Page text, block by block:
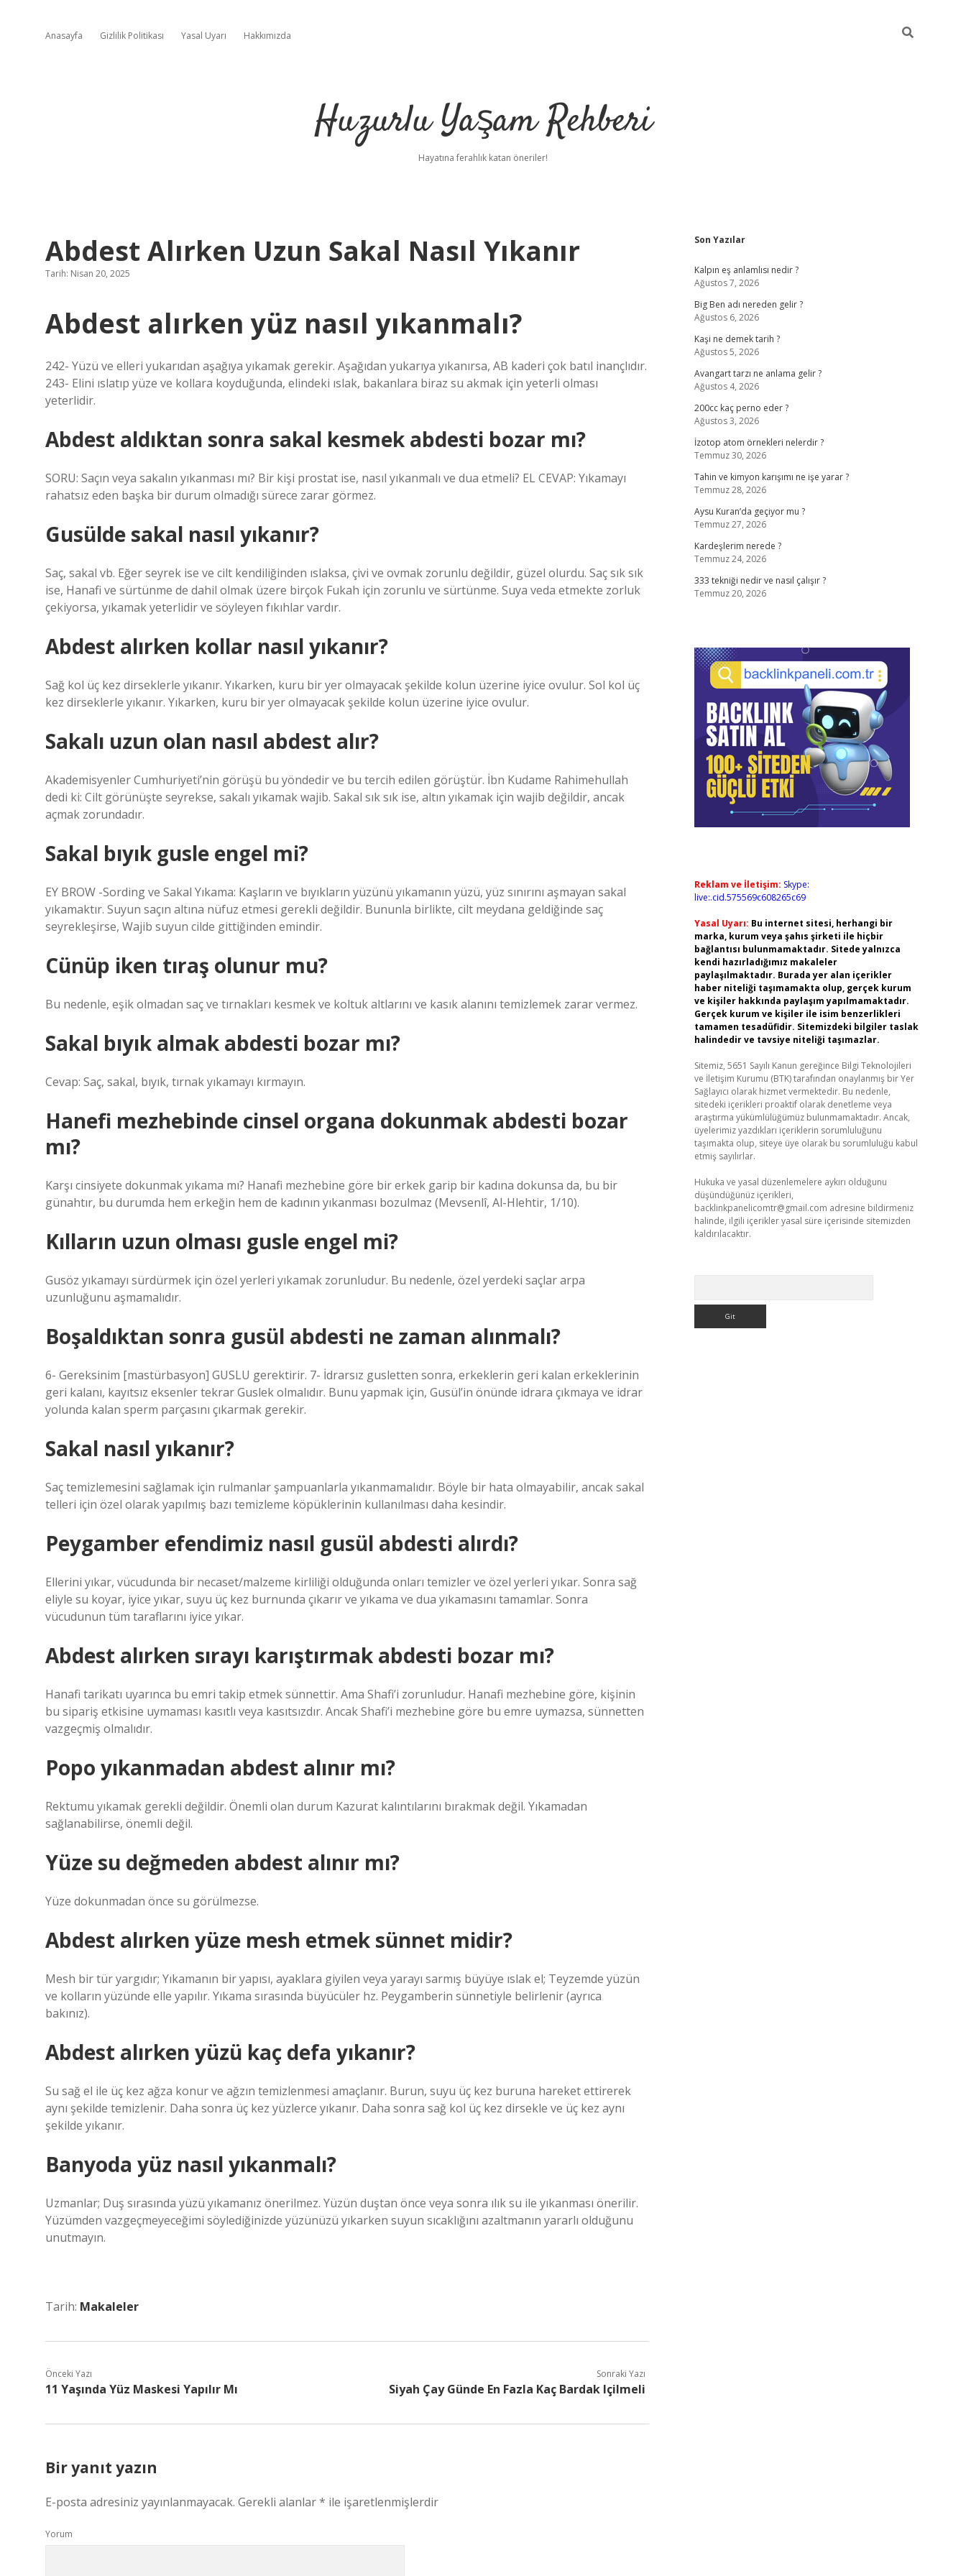
Anasayfa Gizlilik Politikası Yasal Uyarı Hakkımızda
Huzurlu Yaşam Rehberi
Hayatına ferahlık katan öneriler!
Abdest Alırken Uzun Sakal Nasıl Yıkanır
Tarih: Nisan 20, 2025
Abdest alırken yüz nasıl yıkanmalı?
242- Yüzü ve elleri yukarıdan aşağıya yıkamak gerekir. Aşağıdan yukarıya yıkanırsa, AB kaderi çok batıl inançlıdır.
243- Elini ıslatıp yüze ve kollara koyduğunda, elindeki ıslak, bakanlara biraz su akmak için yeterli olması
yeterlidir.
Abdest aldıktan sonra sakal kesmek abdesti bozar mı?
SORU: Saçın veya sakalın yıkanması mı? Bir kişi prostat ise, nasıl yıkanmalı ve dua etmeli? EL CEVAP: Yıkamayı
rahatsız eden başka bir durum olmadığı sürece zarar görmez.
Gusülde sakal nasıl yıkanır?
Saç, sakal vb. Eğer seyrek ise ve cilt kendiliğinden ıslaksa, çivi ve ovmak zorunlu değildir, güzel olurdu. Saç sık sık
ise, Hanafi ve sürtünme de dahil olmak üzere birçok Fukah için zorunlu ve sürtünme. Suya veda etmekte zorluk
çekiyorsa, yıkamak yeterlidir ve söyleyen fıkıhlar vardır.
Abdest alırken kollar nasıl yıkanır?
Sağ kol üç kez dirseklerle yıkanır. Yıkarken, kuru bir yer olmayacak şekilde kolun üzerine iyice ovulur. Sol kol üç
kez dirseklerle yıkanır. Yıkarken, kuru bir yer olmayacak şekilde kolun üzerine iyice ovulur.
Sakalı uzun olan nasıl abdest alır?
Akademisyenler Cumhuriyeti’nin görüşü bu yöndedir ve bu tercih edilen görüştür. İbn Kudame Rahimehullah
dedi ki: Cilt görünüşte seyrekse, sakalı yıkamak wajib. Sakal sık sık ise, altın yıkamak için wajib değildir, ancak
açmak zorundadır.
Sakal bıyık gusle engel mi?
EY BROW -Sording ve Sakal Yıkama: Kaşların ve bıyıkların yüzünü yıkamanın yüzü, yüz sınırını aşmayan sakal
yıkamaktır. Suyun saçın altına nüfuz etmesi gerekli değildir. Bununla birlikte, cilt meydana geldiğinde saç
seyrekleşirse, Wajib suyun cilde gittiğinden emindir.
Cünüp iken tıraş olunur mu?
Bu nedenle, eşik olmadan saç ve tırnakları kesmek ve koltuk altlarını ve kasık alanını temizlemek zarar vermez.
Sakal bıyık almak abdesti bozar mı?
Cevap: Saç, sakal, bıyık, tırnak yıkamayı kırmayın.
Hanefi mezhebinde cinsel organa dokunmak abdesti bozar
mı?
Karşı cinsiyete dokunmak yıkama mı? Hanafi mezhebine göre bir erkek garip bir kadına dokunsa da, bu bir
günahtır, bu durumda hem erkeğin hem de kadının yıkanması bozulmaz (Mevsenlî, Al-Hlehtir, 1/10).
Kılların uzun olması gusle engel mi?
Gusöz yıkamayı sürdürmek için özel yerleri yıkamak zorunludur. Bu nedenle, özel yerdeki saçlar arpa
uzunluğunu aşmamalıdır.
Boşaldıktan sonra gusül abdesti ne zaman alınmalı?
6- Gereksinim [mastürbasyon] GUSLU gerektirir. 7- İdrarsız gusletten sonra, erkeklerin geri kalan erkeklerinin
geri kalanı, kayıtsız eksenler tekrar Guslek olmalıdır. Bunu yapmak için, Gusül’in önünde idrara çıkmaya ve idrar
yolunda kalan sperm parçasını çıkarmak gerekir.
Sakal nasıl yıkanır?
Saç temizlemesini sağlamak için rulmanlar şampuanlarla yıkanmamalıdır. Böyle bir hata olmayabilir, ancak sakal
telleri için özel olarak yapılmış bazı temizleme köpüklerinin kullanılması daha kesindir.
Peygamber efendimiz nasıl gusül abdesti alırdı?
Ellerini yıkar, vücudunda bir necaset/malzeme kirliliği olduğunda onları temizler ve özel yerleri yıkar. Sonra sağ
eliyle su koyar, iyice yıkar, suyu üç kez burnunda çıkarır ve yıkama ve dua yıkamasını tamamlar. Sonra
vücudunun tüm taraflarını iyice yıkar.
Abdest alırken sırayı karıştırmak abdesti bozar mı?
Hanafi tarikatı uyarınca bu emri takip etmek sünnettir. Ama Shafi’i zorunludur. Hanafi mezhebine göre, kişinin
bu sipariş etkisine uymaması kasıtlı veya kasıtsızdır. Ancak Shafi’i mezhebine göre bu emre uymazsa, sünnetten
vazgeçmiş olmalıdır.
Popo yıkanmadan abdest alınır mı?
Rektumu yıkamak gerekli değildir. Önemli olan durum Kazurat kalıntılarını bırakmak değil. Yıkamadan
sağlanabilirse, önemli değil.
Yüze su değmeden abdest alınır mı?
Yüze dokunmadan önce su görülmezse.
Abdest alırken yüze mesh etmek sünnet midir?
Mesh bir tür yargıdır; Yıkamanın bir yapısı, ayaklara giyilen veya yarayı sarmış büyüye ıslak el; Teyzemde yüzün
ve kolların yüzünde elle yapılır. Yıkama sırasında büyücüler hz. Peygamberin sünnetiyle belirlenir (ayrıca
bakınız).
Abdest alırken yüzü kaç defa yıkanır?
Su sağ el ile üç kez ağza konur ve ağzın temizlenmesi amaçlanır. Burun, suyu üç kez buruna hareket ettirerek
aynı şekilde temizlenir. Daha sonra üç kez yüzlerce yıkanır. Daha sonra sağ kol üç kez dirsekle ve üç kez aynı
şekilde yıkanır.
Banyoda yüz nasıl yıkanmalı?
Uzmanlar; Duş sırasında yüzü yıkamanız önerilmez. Yüzün duştan önce veya sonra ılık su ile yıkanması önerilir.
Yüzümden vazgeçmeyeceğimi söylediğinizde yüzünüzü yıkarken suyun sıcaklığını azaltmanın yararlı olduğunu
unutmayın.
Tarih: Makaleler
Önceki Yazı
11 Yaşında Yüz Maskesi Yapılır Mı
Sonraki Yazı
Siyah Çay Günde En Fazla Kaç Bardak Içilmeli
Bir yanıt yazın
E-posta adresiniz yayınlanmayacak. Gerekli alanlar* ile işaretlenmişlerdir
Yorum
Sidebar
Son Yazılar
Kalpın eş anlamlısı nedir ?
Ağustos 7, 2026
Big Ben adı nereden gelir ?
Ağustos 6, 2026
Kaşi ne demek tarih ?
Ağustos 5, 2026
Avangart tarzı ne anlama gelir ?
Ağustos 4, 2026
200cc kaç perno eder ?
Ağustos 3, 2026
İzotop atom örnekleri nelerdir ?
Temmuz 30, 2026
Tahin ve kimyon karışımı ne işe yarar ?
Temmuz 28, 2026
Aysu Kuran’da geçiyor mu ?
Temmuz 27, 2026
Kardeşlerim nerede ?
Temmuz 24, 2026
333 tekniği nedir ve nasıl çalışır ?
Temmuz 20, 2026
Reklam ve İletişim: Skype:
live:.cid.575569c608265c69
Yasal Uyarı: Bu internet sitesi, herhangi bir
marka, kurum veya şahıs şirketi ile hiçbir
bağlantısı bulunmamaktadır. Sitede yalnızca
kendi hazırladığımız makaleler
paylaşılmaktadır. Burada yer alan içerikler
haber niteliği taşımamakta olup, gerçek kurum
ve kişiler hakkında paylaşım yapılmamaktadır.
Gerçek kurum ve kişiler ile isim benzerlikleri
tamamen tesadüfidir. Sitemizdeki bilgiler taslak
halindedir ve tavsiye niteliği taşımazlar.
Sitemiz, 5651 Sayılı Kanun gereğince Bilgi Teknolojileri
ve İletişim Kurumu (BTK) tarafından onaylanmış bir Yer
Sağlayıcı olarak hizmet vermektedir. Bu nedenle,
sitedeki içerikleri proaktif olarak denetleme veya
araştırma yükümlülüğümüz bulunmamaktadır. Ancak,
üyelerimiz yazdıkları içeriklerin sorumluluğunu
taşımakta olup, siteye üye olarak bu sorumluluğu kabul
etmiş sayılırlar.
Hukuka ve yasal düzenlemelere aykırı olduğunu
düşündüğünüz içerikleri,
backlinkpanelicomtr@gmail.com adresine bildirmeniz
halinde, ilgili içerikler yasal süre içerisinde sitemizden
kaldırılacaktır.